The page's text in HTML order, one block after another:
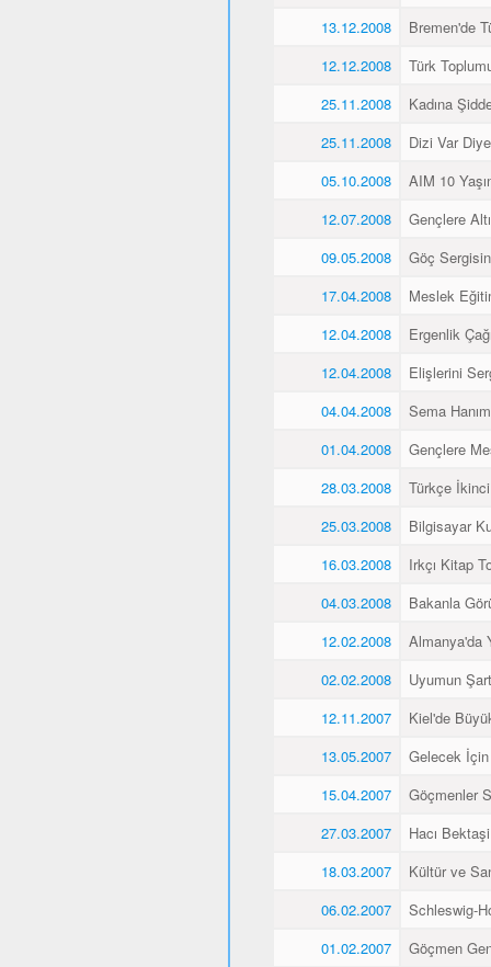
13.12.2008
Bremen'de
12.12.2008
Türk
25.11.2008
Kadına
25.11.2008
Dizi Var
05.10.2008
AIM 10
12.07.2008
Gençlere
09.05.2008
Göç
17.04.2008
Meslek
12.04.2008
Ergenlik
12.04.2008
Elişlerini
04.04.2008
Sema
01.04.2008
Gençlere
28.03.2008
Türkçe
25.03.2008
Bilgisayar
16.03.2008
Irkçı Kitap
04.03.2008
Bakanla
12.02.2008
Almanya'da
02.02.2008
Uyumun
12.11.2007
Kiel'de
13.05.2007
Gelecek
15.04.2007
Göçmenler
27.03.2007
Hacı
18.03.2007
Kültür ve
06.02.2007
Schleswig-
01.02.2007
Göçmen